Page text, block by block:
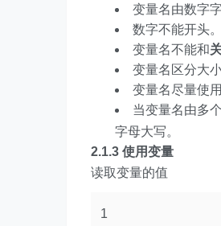
变量名由数字
数字不能开头。
变量名不能和
变量名区分大小
变量名尽量使
当变量名由多
字母大写。
2.1.3 使用变量
读取变量的值
1